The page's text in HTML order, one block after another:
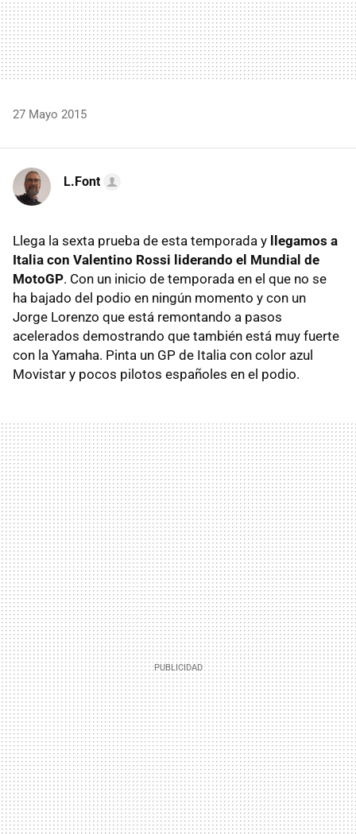
27 Mayo 2015
L.Font
Llega la sexta prueba de esta temporada y llegamos a
Italia con Valentino Rossi liderando el Mundial de
MotoGP. Con un inicio de temporada en el que no se
ha bajado del podio en ningún momento y con un
Jorge Lorenzo que está remontando a pasos
acelerados demostrando que también está muy fuerte
con la Yamaha. Pinta un GP de Italia con color azul
Movistar y pocos pilotos españoles en el podio.